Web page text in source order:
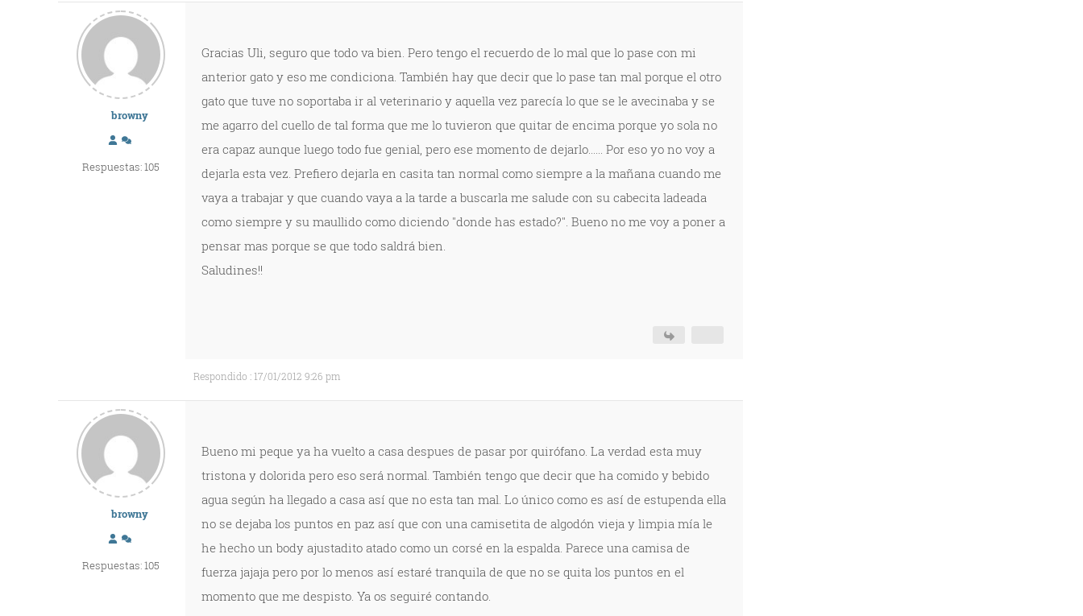
browny
Respuestas: 105
Gracias Uli, seguro que todo va bien. Pero tengo el recuerdo de lo mal que lo pase con mi
anterior gato y eso me condiciona. También hay que decir que lo pase tan mal porque el otro
gato que tuve no soportaba ir al veterinario y aquella vez parecía lo que se le avecinaba y se
me agarro del cuello de tal forma que me lo tuvieron que quitar de encima porque yo sola no
era capaz aunque luego todo fue genial, pero ese momento de dejarlo...... Por eso yo no voy a
dejarla esta vez. Prefiero dejarla en casita tan normal como siempre a la mañana cuando me
vaya a trabajar y que cuando vaya a la tarde a buscarla me salude con su cabecita ladeada
como siempre y su maullido como diciendo "donde has estado?". Bueno no me voy a poner a
pensar mas porque se que todo saldrá bien.
Saludines!!
Respondido : 17/01/2012 9:26 pm
browny
Respuestas: 105
Bueno mi peque ya ha vuelto a casa despues de pasar por quirófano. La verdad esta muy
tristona y dolorida pero eso será normal. También tengo que decir que ha comido y bebido
agua según ha llegado a casa así que no esta tan mal. Lo único como es así de estupenda ella
no se dejaba los puntos en paz así que con una camisetita de algodón vieja y limpia mía le
he hecho un body ajustadito atado como un corsé en la espalda. Parece una camisa de
fuerza jajaja pero por lo menos así estaré tranquila de que no se quita los puntos en el
momento que me despisto. Ya os seguiré contando.